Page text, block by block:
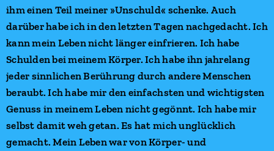
ihm einen Teil meiner »Unschuld« schenke. Auch
darüber habe ich in den letzten Tagen nachgedacht. Ich
kann mein Leben nicht länger einfrieren. Ich habe
Schulden bei meinem Körper. Ich habe ihn jahrelang
jeder sinnlichen Berührung durch andere Menschen
beraubt. Ich habe mir den einfachsten und wichtigsten
Genuss in meinem Leben nicht gegönnt. Ich habe mir
selbst damit weh getan. Es hat mich unglücklich
gemacht. Mein Leben war von Körper- und